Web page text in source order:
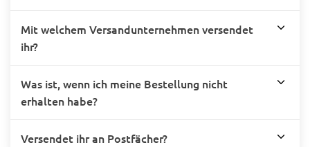
Mit welchem Versandunternehmen versendet
ihr?
Was ist, wenn ich meine Bestellung nicht
erhalten habe?
Versendet ihr an Postfächer?